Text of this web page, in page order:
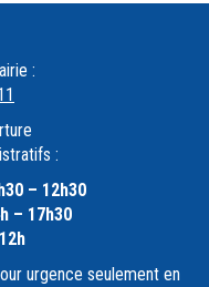
:
:
– 12h30
– 17h30
urgence seulement en